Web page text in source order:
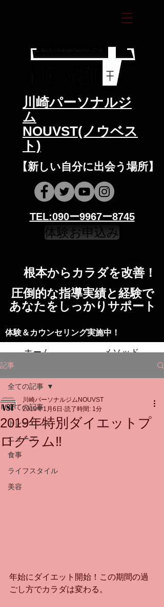
​川崎パーソナルジ
ム
NOUVST(ノウベス
ト)
​​【新しい自分に出会う場所】
​​TEL:090ー9967ー8745
体験お申込み
​根本からカラダを改善！​​
​​圧倒的な指導実績と経験で
​あなたをしっかりサポート
​​​体験＆カウンセリング実施中！
ホーム メソッド
トレーニングの流れ 施設
スタッフ よくある質問 料金
お問い合わせ
記事
全ての記事
トレーニング
ニュース
食事
ライフスタイル
美容
全ての記事
2019年特別ダイエットプ
ログラム‼
川崎パーソナルジムNOUVST
2019年1月6日 読了時間: 1分
年始にダイエット開始！この期間の過
ごし方でカラダは変わる。